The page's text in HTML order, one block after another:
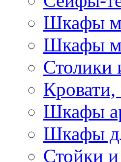
Шкафы
Шкафы
Столики
Шкафы
Шкафы
Стойки